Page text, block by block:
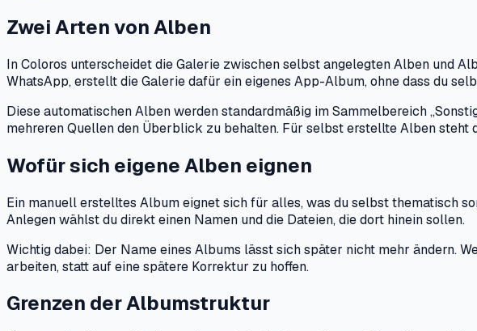
Zwei Arten von Alben
In Coloros unterscheidet die Galerie zwischen selbst angelegten Alben und
WhatsApp, erstellt die Galerie dafür ein eigenes App-Album, ohne dass du
Diese automatischen Alben werden standardmäßig im Sammelbereich
mehreren Quellen den Überblick zu behalten. Für selbst erstellte Alben
Wofür sich eigene Alben eignen
Ein manuell erstelltes Album eignet sich für alles, was du selbst thematisch
Anlegen wählst du direkt einen Namen und die Dateien, die dort hinein sollen.
Wichtig dabei: Der Name eines Albums lässt sich später nicht mehr ändern.
arbeiten, statt auf eine spätere Korrektur zu hoffen.
Grenzen der Albumstruktur